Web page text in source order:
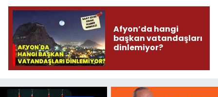
Afyon’da hangi
başkan vatandaşları
dinlemiyor?